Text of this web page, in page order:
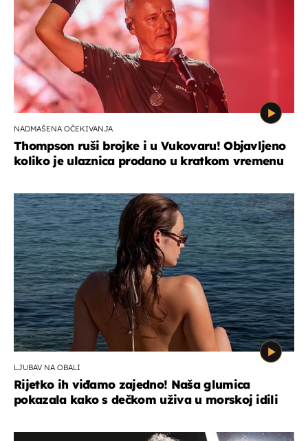
NADMAŠENA OČEKIVANJA
Thompson ruši brojke i u Vukovaru! Objavljeno
koliko je ulaznica prodano u kratkom vremenu
LJUBAV NA OBALI
Rijetko ih viđamo zajedno! Naša glumica
pokazala kako s dečkom uživa u morskoj idili